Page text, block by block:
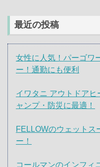
最近の投稿
女性に人気！パーゴワ
ー！通勤にも便利
イワタニ アウトドア
ャンプ・防災に最適！
FELLOWのウェットス
ー！
コールマンのインフィ